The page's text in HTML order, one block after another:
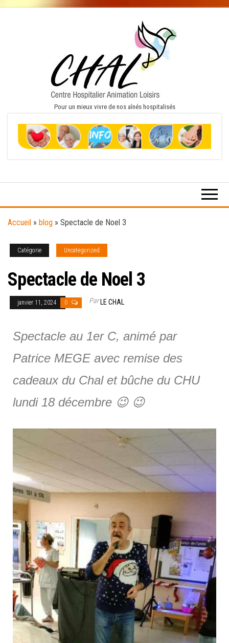
Pour un mieux vivre de nos aînés hospitalisés
Accueil » blog » Spectacle de Noel 3
Catégorie Uncategorized
Spectacle de Noel 3
janvier 11, 2024 0 ParLE CHAL
Spectacle au 1er C, animé par
Patrice MEGE avec remise des
cadeaux du Chal et bûche du CHU
lundi 18 décembre 😉 😉